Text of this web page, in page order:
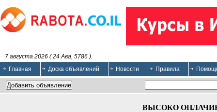
7 августа 2026 ( 24 Ава, 5786 ).
Главная
Доска объявлений Новости Правила
ВЫСОКО